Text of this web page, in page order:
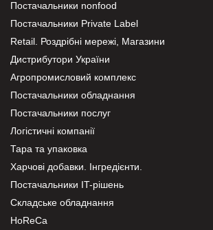
Постачальники nonfood
Постачальники Private Label
Retail. Роздрібні мережі, Магазини
Дистрибутори України
Агропромисловий комплекс
Постачальники обладнання
Постачальники послуг
Логістичні компанії
Тара та упаковка
Харчові добавки. Інгредієнти.
Постачальники IT-рішень
Складське обладнання
HoReCa